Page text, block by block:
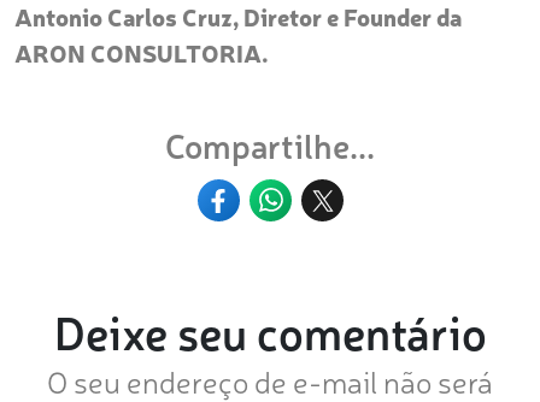
Antonio Carlos Cruz, Diretor e Founder da
ARON CONSULTORIA.
Compartilhe...
Deixe seu comentário
O seu endereço de e-mail não será